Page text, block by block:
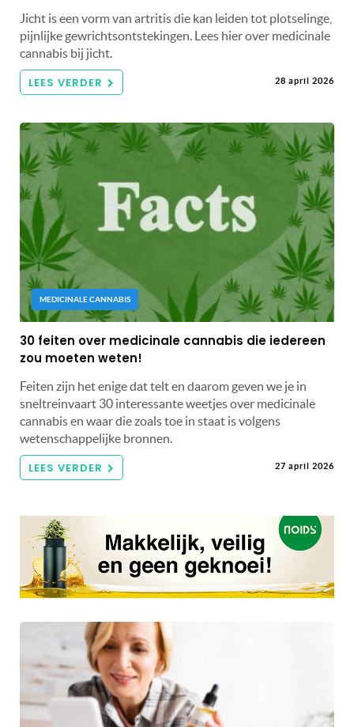
Jicht is een vorm van artritis die kan leiden tot plotselinge,
pijnlijke gewrichtsontstekingen. Lees hier over medicinale
cannabis bij jicht.
LEES VERDER 28 april 2026
MEDICINALE CANNABIS
30 feiten over medicinale cannabis die iedereen
zou moeten weten!
Feiten zijn het enige dat telt en daarom geven we je in
sneltreinvaart 30 interessante weetjes over medicinale
cannabis en waar die zoals toe in staat is volgens
wetenschappelijke bronnen.
LEES VERDER 27 april 2026